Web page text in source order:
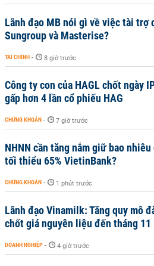
Lãnh đạo MB nói gì về việc tài trợ
Sungroup và Masterise?
TÀI CHÍNH - 8 giờ trước
Công ty con của HAGL chốt ngày
gấp hơn 4 lần cổ phiếu HAG
CHỨNG KHOÁN - 7 giờ trước
NHNN cần tăng nắm giữ bao
tối thiểu 65% VietinBank?
CHỨNG KHOÁN - 1 phút trước
Lãnh đạo Vinamilk: Tăng quy mô
chốt giá nguyên liệu đến tháng 11
DOANH NGHIỆP - 4 giờ trước